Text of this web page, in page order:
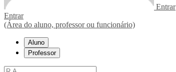
Entrar
Entrar
(Área do aluno, professor ou funcionário)
Aluno
Professor